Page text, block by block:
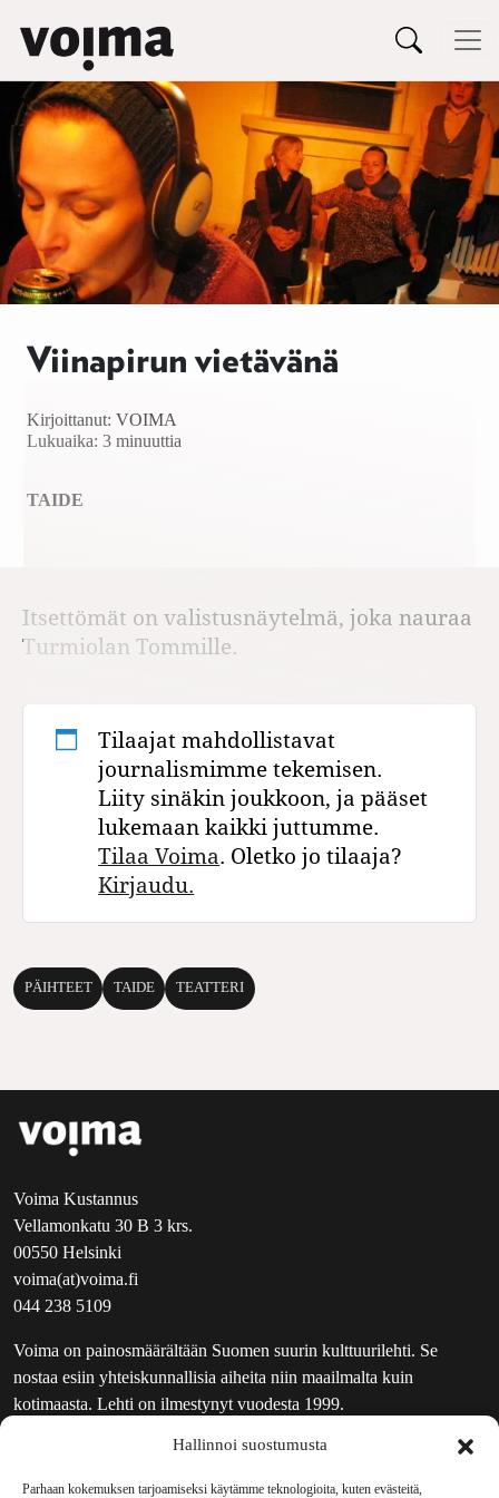
Hallinnoi suostumusta
Parhaan kokemuksen tarjoamiseksi käytämme teknologioita, kuten evästeitä,
Siirry sisältöön
Päävalikko
Viinapirun vietävänä
Kirjoittanut: VOIMA
Lukuaika: 3 minuuttia
TAIDE
Itsettömät on valistusnäytelmä, joka nauraa
Turmiolan Tommille.
Tilaajat mahdollistavat
journalismimme tekemisen.
Liity sinäkin joukkoon, ja pääset
lukemaan kaikki juttumme.
Tilaa Voima. Oletko jo tilaaja?
Kirjaudu.
PÄIHTEET TAIDE TEATTERI
Voima Kustannus
Vellamonkatu 30 B 3 krs.
00550 Helsinki
voima(at)voima.fi
044 238 5109
Voima on painosmäärältään Suomen suurin kulttuurilehti. Se
nostaa esiin yhteiskunnallisia aiheita niin maailmalta kuin
kotimaasta. Lehti on ilmestynyt vuodesta 1999.
UUTISKIRJE